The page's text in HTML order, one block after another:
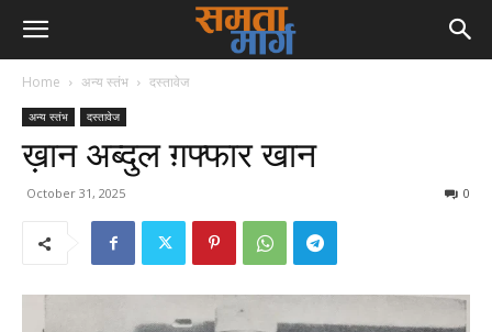
Home अन्य स्तंभ दस्तावेज
अन्य स्तंभ दस्तावेज
ख़ान अब्दुल ग़फ्फार खान
October 31, 2025 0